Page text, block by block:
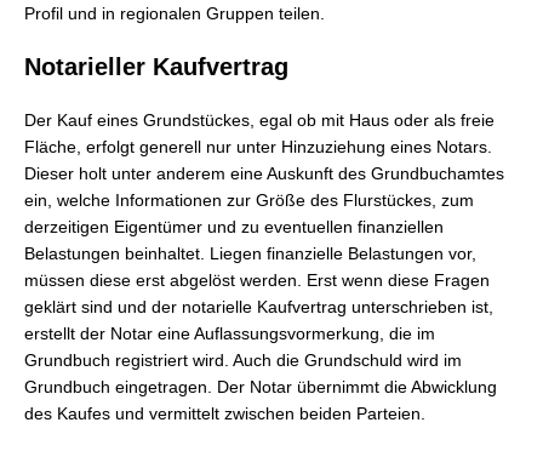
Profil und in regionalen Gruppen teilen.
Notarieller Kaufvertrag
Der Kauf eines Grundstückes, egal ob mit Haus oder als freie
Fläche, erfolgt generell nur unter Hinzuziehung eines Notars.
Dieser holt unter anderem eine Auskunft des Grundbuchamtes
ein, welche Informationen zur Größe des Flurstückes, zum
derzeitigen Eigentümer und zu eventuellen finanziellen
Belastungen beinhaltet. Liegen finanzielle Belastungen vor,
müssen diese erst abgelöst werden. Erst wenn diese Fragen
geklärt sind und der notarielle Kaufvertrag unterschrieben ist,
erstellt der Notar eine Auflassungsvormerkung, die im
Grundbuch registriert wird. Auch die Grundschuld wird im
Grundbuch eingetragen. Der Notar übernimmt die Abwicklung
des Kaufes und vermittelt zwischen beiden Parteien.